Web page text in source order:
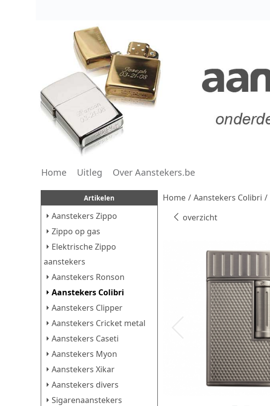
Home Uitleg Over Aanstekers.be
Artikelen
Aanstekers Zippo
Zippo op gas
Elektrische Zippo
aanstekers
Aanstekers Ronson
Aanstekers Colibri
Aanstekers Clipper
Aanstekers Cricket metal
Aanstekers Caseti
Aanstekers Myon
Aanstekers Xikar
Aanstekers divers
Sigarenaanstekers
Home / Aanstekers Colibri /
overzicht